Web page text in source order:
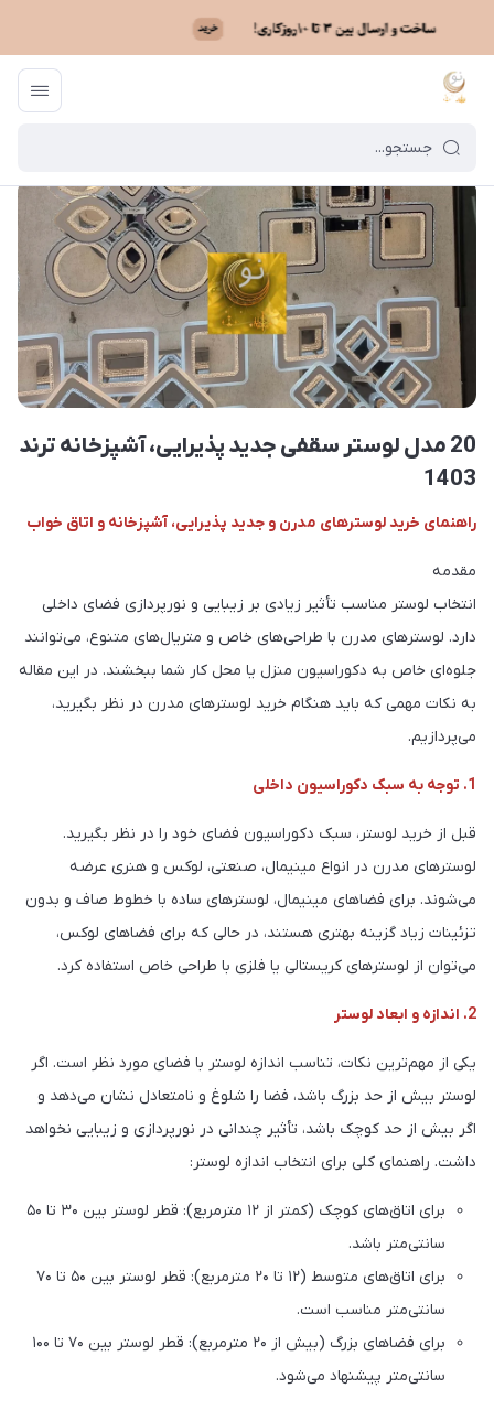
ماه نو / بایگانی نوشته‌ها
20 مدل لوستر سقفی جدید پذیرایی، آشپزخانه ترند
1403
راهنمای خرید لوسترهای مدرن و جدید پذیرایی، آشپزخانه و اتاق خواب
مقدمه
انتخاب لوستر مناسب تأثیر زیادی بر زیبایی و نورپردازی فضای داخلی
دارد. لوسترهای مدرن با طراحی‌های خاص و متریال‌های متنوع، می‌توانند
جلوه‌ای خاص به دکوراسیون منزل یا محل کار شما ببخشند. در این مقاله
به نکات مهمی که باید هنگام خرید لوسترهای مدرن در نظر بگیرید،
می‌پردازیم.
1. توجه به سبک دکوراسیون داخلی
قبل از خرید لوستر، سبک دکوراسیون فضای خود را در نظر بگیرید.
لوسترهای مدرن در انواع مینیمال، صنعتی، لوکس و هنری عرضه
می‌شوند. برای فضاهای مینیمال، لوسترهای ساده با خطوط صاف و بدون
تزئینات زیاد گزینه بهتری هستند، در حالی که برای فضاهای لوکس،
می‌توان از لوسترهای کریستالی یا فلزی با طراحی خاص استفاده کرد.
2. اندازه و ابعاد لوستر
یکی از مهم‌ترین نکات، تناسب اندازه لوستر با فضای مورد نظر است. اگر
لوستر بیش از حد بزرگ باشد، فضا را شلوغ و نامتعادل نشان می‌دهد و
اگر بیش از حد کوچک باشد، تأثیر چندانی در نورپردازی و زیبایی نخواهد
داشت. راهنمای کلی برای انتخاب اندازه لوستر:
برای اتاق‌های کوچک (کمتر از ۱۲ مترمربع): قطر لوستر بین ۳۰ تا ۵۰
سانتی‌متر باشد.
برای اتاق‌های متوسط (۱۲ تا ۲۰ مترمربع): قطر لوستر بین ۵۰ تا ۷۰
سانتی‌متر مناسب است.
برای فضاهای بزرگ (بیش از ۲۰ مترمربع): قطر لوستر بین ۷۰ تا ۱۰۰
سانتی‌متر پیشنهاد می‌شود.